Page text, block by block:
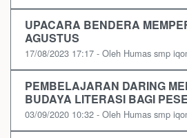
UPACARA BENDERA
AGUSTUS
17/08/2023 17:17 - Oleh Humas smp
PEMBELAJARAN DARING
BUDAYA LITERASI BAGI
03/09/2020 10:32 - Oleh Humas smp